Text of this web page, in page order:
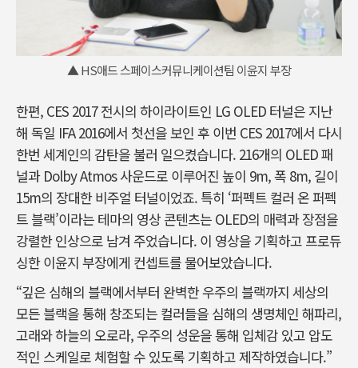
▲ HS애드 스페이스커뮤니케이션팀 이윤지 부장
한편, CES 2017 전시의 하이라이트인 LG OLED 터널은 지난
해 독일 IFA 2016에서 첫선을 보인 후 이번 CES 2017에서 다시
한번 세계인의 감탄을 불러 일으켰습니다. 216개의 OLED 패
널과 Dolby Atmos 사운드로 이루어진 높이 9m, 폭 8m, 길이
15m의 장대한 비주얼 터널이었죠. 특히 ‘퍼펙트 컬러 온 퍼펙
트 블랙’이라는 테마의 영상 콘텐츠는 OLED의 매력과 장점을
강렬한 인상으로 남겨 주었습니다. 이 영상을 기획하고 프로듀
싱한 이윤지 부장에게 컨셉트를 물어보았습니다.
“깊은 심해의 블랙에서부터 완벽한 우주의 블랙까지 세상의
모든 블랙을 통해 창조되는 컬러들을 심해의 생명체인 해파리,
고래와 하늘의 오로라, 우주의 성운을 통해 입체감 있고 압도
적인 스케일로 체험할 수 있도록 기획하고 제작하였습니다.”